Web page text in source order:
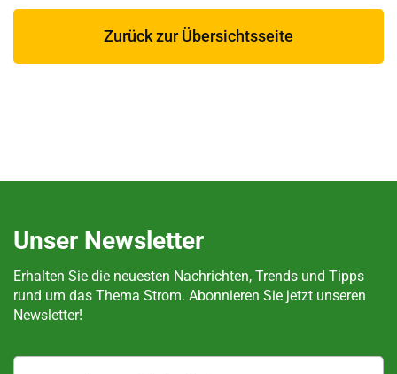
Zurück zur Übersichtsseite
Unser Newsletter
Erhalten Sie die neuesten Nachrichten, Trends und Tipps
rund um das Thema Strom. Abonnieren Sie jetzt unseren
Newsletter!